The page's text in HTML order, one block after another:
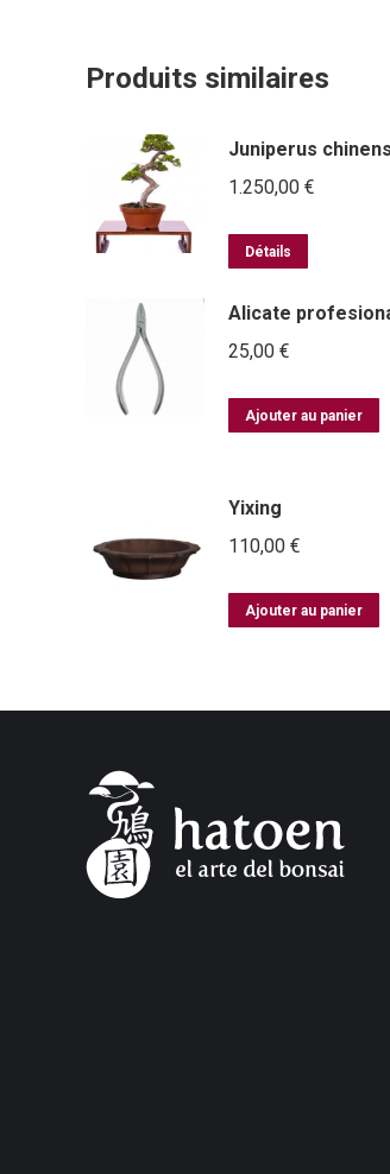
Produits similaires
Juniperus
1.250,00 €
Détails
Alicate
25,00 €
Ajouter au panier
Yixing
110,00 €
Ajouter au panier